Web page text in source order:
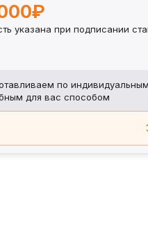
указана при подписании
по
для вас способом